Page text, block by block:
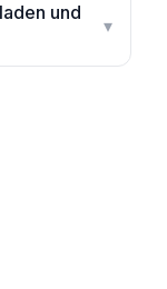
und
▾